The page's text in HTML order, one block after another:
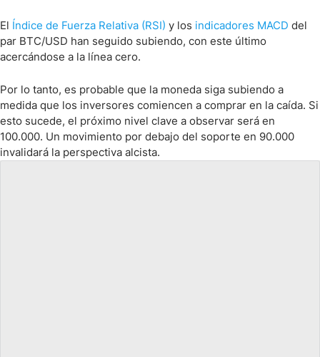
El Índice de Fuerza Relativa (RSI) y los indicadores MACD del
par BTC/USD han seguido subiendo, con este último
acercándose a la línea cero.
Por lo tanto, es probable que la moneda siga subiendo a
medida que los inversores comiencen a comprar en la caída. Si
esto sucede, el próximo nivel clave a observar será en
100.000. Un movimiento por debajo del soporte en 90.000
invalidará la perspectiva alcista.